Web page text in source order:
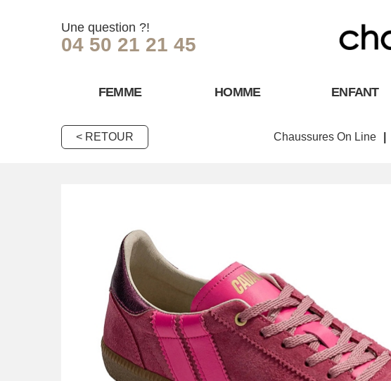
Une question ?!
04 50 21 21 45
FEMME HOMME ENFANT
< RETOUR Chaussures On Line